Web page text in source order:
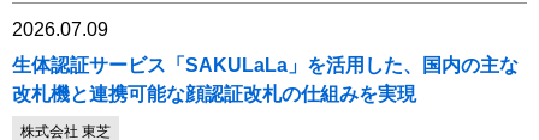
2026.07.09
生体認証サービス「SAKULaLa」を活用した、国内の主な
改札機と連携可能な顔認証改札の仕組みを実現
株式会社 東芝